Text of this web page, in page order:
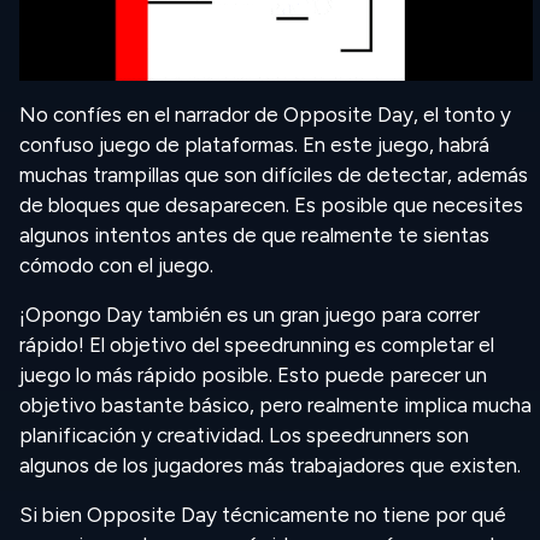
No confíes en el narrador de Opposite Day, el tonto y
confuso juego de plataformas. En este juego, habrá
muchas trampillas que son difíciles de detectar, además
de bloques que desaparecen. Es posible que necesites
algunos intentos antes de que realmente te sientas
cómodo con el juego.
¡Opongo Day también es un gran juego para correr
rápido! El objetivo del speedrunning es completar el
juego lo más rápido posible. Esto puede parecer un
objetivo bastante básico, pero realmente implica mucha
planificación y creatividad. Los speedrunners son
algunos de los jugadores más trabajadores que existen.
Si bien Opposite Day técnicamente no tiene por qué